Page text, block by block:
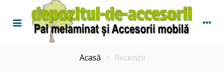
Acasă > Recenzii